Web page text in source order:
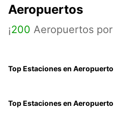
Aeropuertos
¡200 Aeropuertos
Top Estaciones en Aeropuerto
Top Estaciones en Aeropuerto